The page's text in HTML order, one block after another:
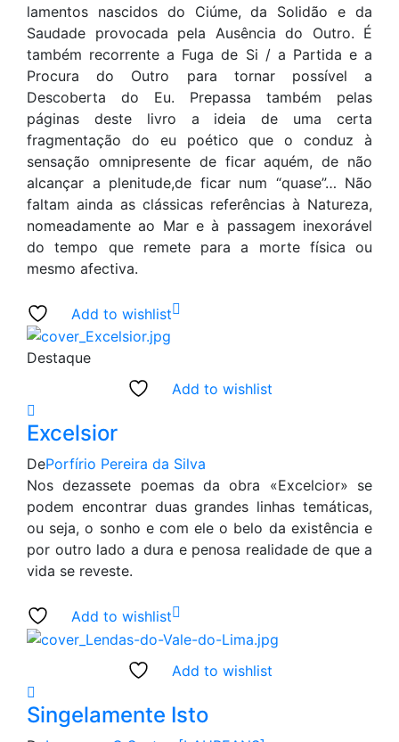
lamentos nascidos do Ciúme, da Solidão e da
Saudade provocada pela Ausência do Outro. É
também recorrente a Fuga de Si / a Partida e a
Procura do Outro para tornar possível a
Descoberta do Eu. Prepassa também pelas
páginas deste livro a ideia de uma certa
fragmentação do eu poético que o conduz à
sensação omnipresente de ficar aquém, de não
alcançar a plenitude,de ficar num “quase”… Não
faltam ainda as clássicas referências à Natureza,
nomeadamente ao Mar e à passagem inexorável
do tempo que remete para a morte física ou
mesmo afectiva.
Add to wishlist
Destaque
Add to wishlist
Excelsior
DePorfírio Pereira da Silva
Nos dezassete poemas da obra «Excelcior» se
podem encontrar duas grandes linhas temáticas,
ou seja, o sonho e com ele o belo da existência e
por outro lado a dura e penosa realidade de que a
vida se reveste.
Add to wishlist
Add to wishlist
Singelamente Isto